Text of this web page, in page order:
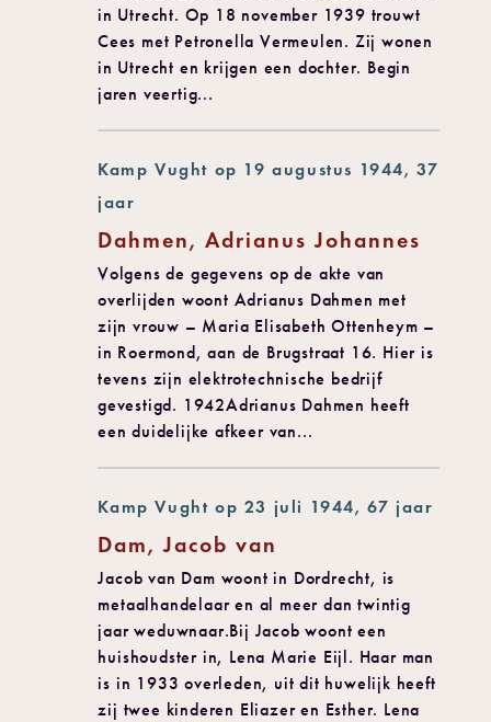
in Utrecht. Op 18 november 1939 trouwt
Cees met Petronella Vermeulen. Zij wonen
in Utrecht en krijgen een dochter. Begin
jaren veertig...
Kamp Vught op 19 augustus 1944, 37
jaar
Dahmen, Adrianus Johannes
Volgens de gegevens op de akte van
overlijden woont Adrianus Dahmen met
zijn vrouw – Maria Elisabeth Ottenheym –
in Roermond, aan de Brugstraat 16. Hier is
tevens zijn elektrotechnische bedrijf
gevestigd. 1942Adrianus Dahmen heeft
een duidelijke afkeer van...
Kamp Vught op 23 juli 1944, 67 jaar
Dam, Jacob van
Jacob van Dam woont in Dordrecht, is
metaalhandelaar en al meer dan twintig
jaar weduwnaar.Bij Jacob woont een
huishoudster in, Lena Marie Eijl. Haar man
is in 1933 overleden, uit dit huwelijk heeft
zij twee kinderen Eliazer en Esther. Lena